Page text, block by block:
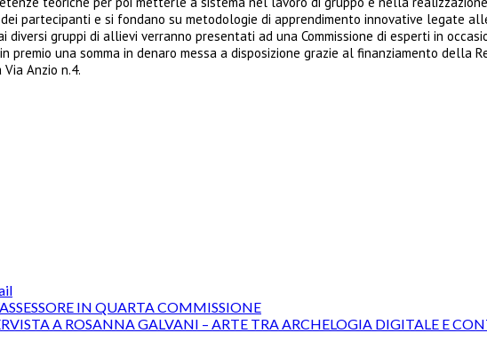
partecipanti e si fondano su metodologie di apprendimento innovative legate
gruppi di allievi verranno presentati ad una Commissione di esperti in
una somma in denaro messa a disposizione grazie al finanziamento della
Anzio n.4.
IN QUARTA COMMISSIONE
A ROSANNA GALVANI – ARTE TRA ARCHELOGIA DIGITALE E